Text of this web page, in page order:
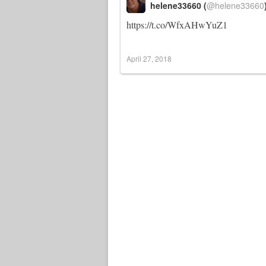
https://t.co/WfxAHwYuZ1
helene33660 (@helene33660)
April 27, 2018